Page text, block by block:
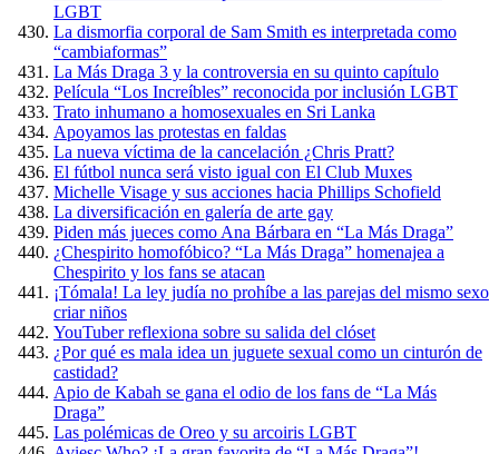
LGBT
La dismorfia corporal de Sam Smith es interpretada como
“cambiaformas”
La Más Draga 3 y la controversia en su quinto capítulo
Película “Los Increíbles” reconocida por inclusión LGBT
Trato inhumano a homosexuales en Sri Lanka
Apoyamos las protestas en faldas
La nueva víctima de la cancelación ¿Chris Pratt?
El fútbol nunca será visto igual con El Club Muxes
Michelle Visage y sus acciones hacia Phillips Schofield
La diversificación en galería de arte gay
Piden más jueces como Ana Bárbara en “La Más Draga”
¿Chespirito homofóbico? “La Más Draga” homenajea a
Chespirito y los fans se atacan
¡Tómala! La ley judía no prohíbe a las parejas del mismo sexo
criar niños
YouTuber reflexiona sobre su salida del clóset
¿Por qué es mala idea un juguete sexual como un cinturón de
castidad?
Apio de Kabah se gana el odio de los fans de “La Más
Draga”
Las polémicas de Oreo y su arcoiris LGBT